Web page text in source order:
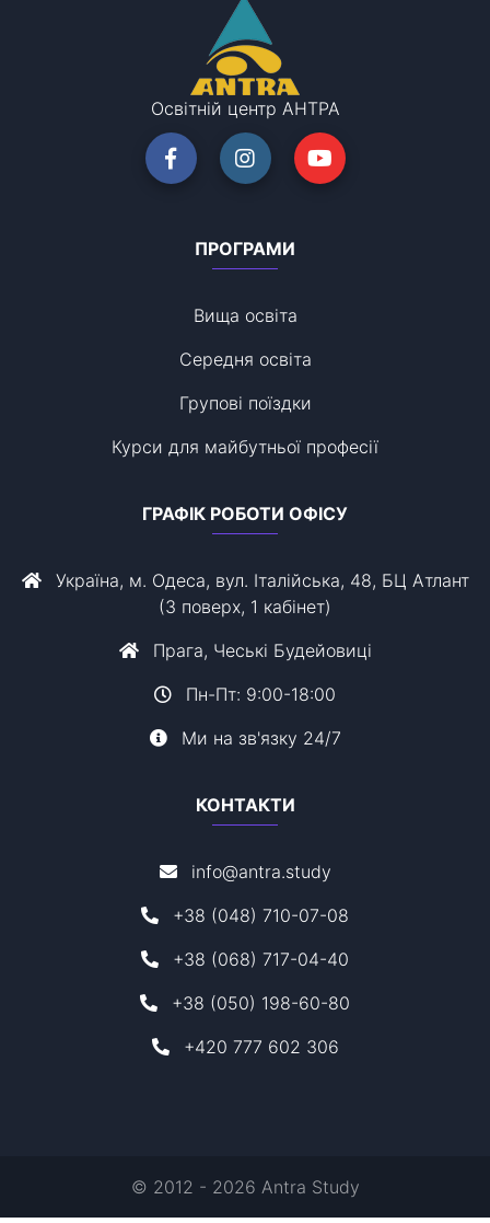
Освітній центр АНТРА
ПРОГРАМИ
Вища освіта
Середня освіта
Групові поїздки
Курси для майбутньої професії
ГРАФІК РОБОТИ ОФІСУ
Україна, м. Одеса, вул. Італійська, 48, БЦ Атлант
(3 поверх, 1 кабінет)
Прага, Чеські Будейовиці
Пн-Пт: 9:00-18:00
Ми на зв'язку 24/7
КОНТАКТИ
info@antra.study
+38 (048) 710-07-08
+38 (068) 717-04-40
+38 (050) 198-60-80
+420 777 602 306
© 2012 - 2026 Antra Study